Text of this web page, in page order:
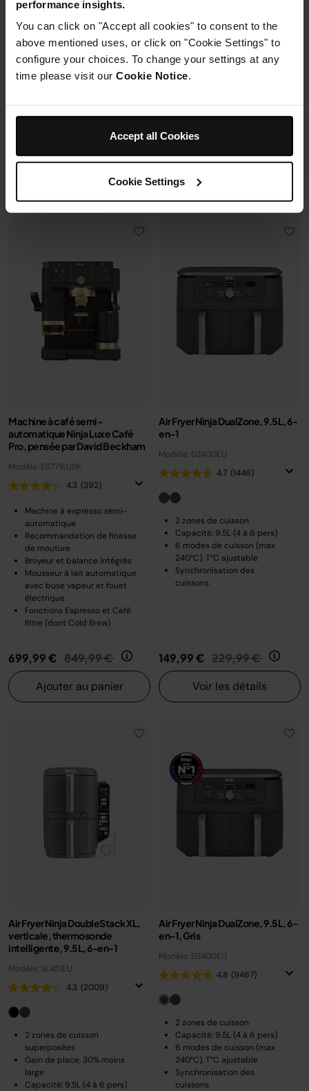
performance insights.
You can click on "Accept all cookies" to consent to the
above mentioned uses, or click on "Cookie Settings" to
configure your choices. To change your settings at any
time please visit our Cookie Notice.
Accept all Cookies
Cookie Settings
Housse de protection offerte* avec
ce four à pizza.En savoir plus
259,99 €-289,99 €
Prix le + bas sur 30j
Voir les détails
+2 couvercles
4 modes de cuisson
Préparez, cuisinez, conservez
avec un même récipient.
Modulaire, compact, facile à
119,99 € Prix réduit de
179,99 €au
109,99 €
Voir les détails
Machine à café semi-
automatique Ninja Luxe Café
Pro, pensée par David Beckham
Modèle: ES771EUBK
4.3 (392)
Machine à expresso semi-
automatique
Recommandation de finesse
de mouture
Broyeur et balance intégrés
Mousseur à lait automatique
avec buse vapeur et fouet
électrique
Fonctions Espresso et Café
filtre (dont Cold Brew)
699,99 € Prix réduit de
849,99 € au
Ajouter au panier
Air Fryer Ninja DualZone, 9.5L, 6-
en-1
Modèle: DZ400EU
4.7 (1446)
2 zones de cuisson
Capacité: 9.5L (4 à 6 pers)
6 modes de cuisson (max
240°C), T°C ajustable
Synchronisation des
cuissons
149,99 € Prix réduit de
229,99 € au
Voir les détails
Air Fryer Ninja DoubleStack XL,
verticale, thermosonde
intelligente, 9.5L, 6-en-1
Modèle: SL451EU
4.3 (2009)
2 zones de cuisson
superposées
Gain de place, 30% moins
large
Capacité: 9.5L (4 à 6 pers)
Air Fryer Ninja DualZone, 9.5L, 6-
en-1, Gris
Modèle: DZ400EU
4.8 (9467)
2 zones de cuisson
Capacité: 9.5L (4 à 6 pers)
6 modes de cuisson (max
240°C), T°C ajustable
Synchronisation des
cuissons